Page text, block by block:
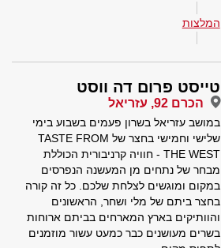
המלצות
טייסט פרום דה ווסט
הכרם 92, עזריאל
במושב עזריאל בשרון פעמים בשבוע בימי
שלישי וחמישי בחצר של TASTE FROM
THE WEST - חוויה קרניבורית הכוללת
מבחר של נתחים מן המעשנה הנפרסים
במקום ומוגשים לצלחת שלכם. כל זה קורה
בחצר ביתם של מלי ושחר, הראשונים
והוותיקים בארץ המארחים בביתם ארוחות
בשרים מעושנים כבר כמעט עשור מוזמנים